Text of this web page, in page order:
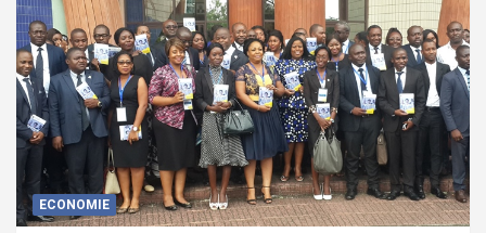
ECONOMIE